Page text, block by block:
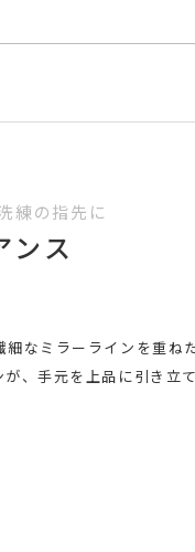
練の指先に
ンス
なミラーラインを重ね
、手元を上品に引き立